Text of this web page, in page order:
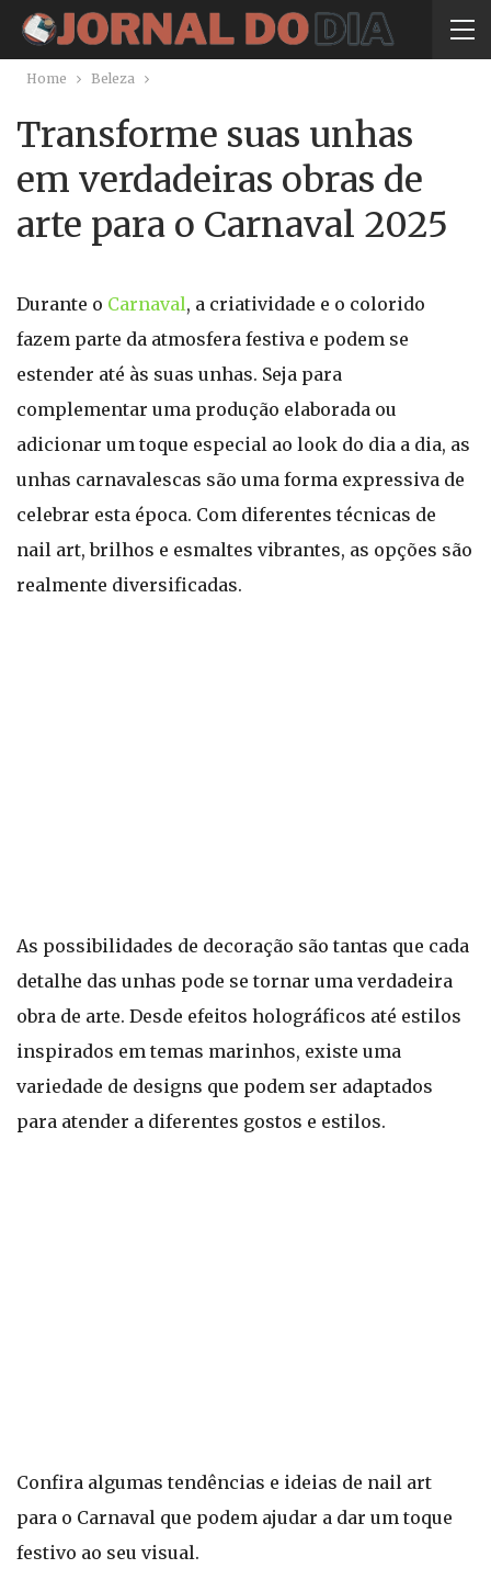
Home Beleza
Transforme suas unhas
em verdadeiras obras de
arte para o Carnaval 2025
Durante o Carnaval, a criatividade e o colorido
fazem parte da atmosfera festiva e podem se
estender até às suas unhas. Seja para
complementar uma produção elaborada ou
adicionar um toque especial ao look do dia a dia, as
unhas carnavalescas são uma forma expressiva de
celebrar esta época. Com diferentes técnicas de
nail art, brilhos e esmaltes vibrantes, as opções são
realmente diversificadas.
As possibilidades de decoração são tantas que cada
detalhe das unhas pode se tornar uma verdadeira
obra de arte. Desde efeitos holográficos até estilos
inspirados em temas marinhos, existe uma
variedade de designs que podem ser adaptados
para atender a diferentes gostos e estilos.
Confira algumas tendências e ideias de nail art
para o Carnaval que podem ajudar a dar um toque
festivo ao seu visual.